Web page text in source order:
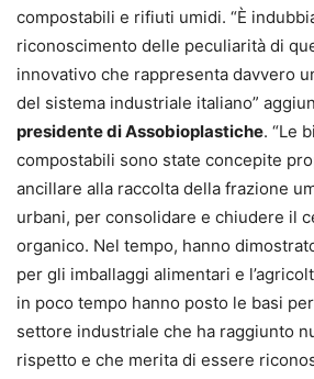
compostabili e rifiuti umidi. “È
riconoscimento delle peculiarità di
innovativo che rappresenta davvero
del sistema industriale italiano”
presidente di Assobioplastiche. “Le
compostabili sono state concepite
ancillare alla raccolta della frazione
urbani, per consolidare e chiudere il
organico. Nel tempo, hanno
per gli imballaggi alimentari e
in poco tempo hanno posto le basi
settore industriale che ha raggiunto
rispetto e che merita di essere